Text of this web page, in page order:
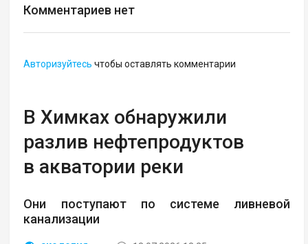
Комментариев нет
Авторизуйтесь чтобы оставлять комментарии
В Химках обнаружили
разлив нефтепродуктов
в акватории реки
Они поступают по системе ливневой
канализации